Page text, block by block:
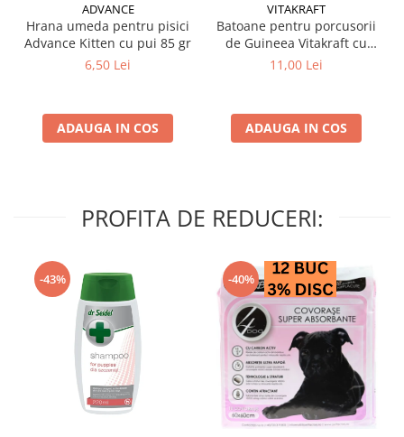
ADVANCE
Hrana umeda pentru pisici
Advance Kitten cu pui 85 gr
6,50 Lei
ADAUGA IN COS
VITAKRAFT
Batoane pentru porcusorii
de Guineea Vitakraft cu
struguri & nuci 2 buc
11,00 Lei
ADAUGA IN COS
PROFITA DE REDUCERI:
-43% -40%